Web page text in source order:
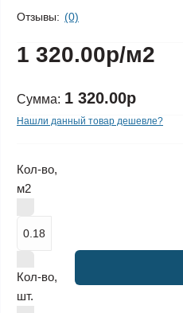
Отзывы: (0)
1 320.00р/м2
Сумма: 1 320.00р
Нашли данный товар дешевле?
Кол-во,
м2
Кол-во,
шт.